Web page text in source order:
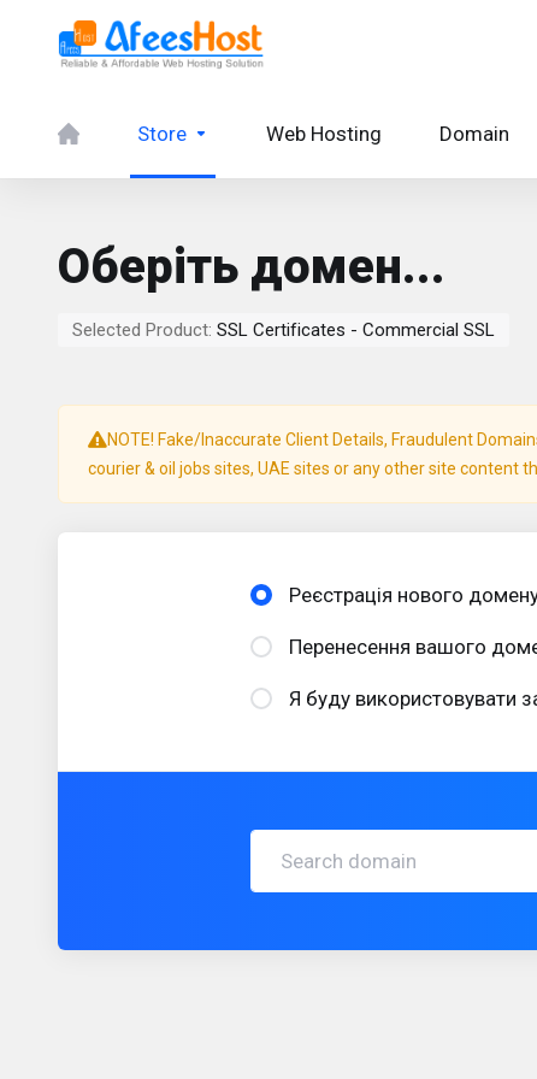
Store Web Hosting Domain
Оберіть домен...
Selected Product: SSL Certificates - Commercial SSL
NOTE! Fake/Inaccurate Client Details, Fraudulent
courier & oil jobs sites, UAE sites or any other site content
Реєстрація нового
Перенесення вашого
Я буду використовувати